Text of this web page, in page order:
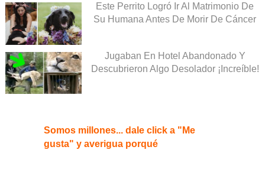
Este Perrito Logró Ir Al Matrimonio De
Su Humana Antes De Morir De Cáncer
Jugaban En Hotel Abandonado Y
Descubrieron Algo Desolador ¡Increíble!
Somos millones... dale click a "Me
gusta" y averigua porqué